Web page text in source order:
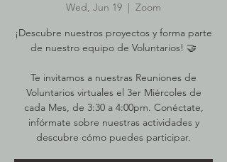
Wed, Jun 19
  |
Zoom
¡Descubre nuestros proyectos y forma parte
de nuestro equipo de Voluntarios! 🤝
Te invitamos a nuestras Reuniones de
Voluntarios virtuales el 3er Miércoles de
cada Mes, de 3:30 a 4:00pm. Conéctate,
infórmate sobre nuestras actividades y
descubre cómo puedes participar.